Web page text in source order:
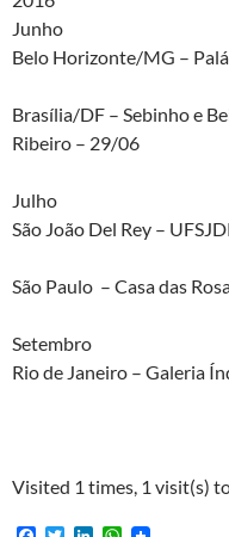
Junho
Belo Horizonte/MG –
Brasília/DF – Sebinho e
Ribeiro – 29/06
Julho
São João Del Rey –
São Paulo – Casa das
Setembro
Rio de Janeiro – Galeria
Visited 1 times, 1 visit(s)